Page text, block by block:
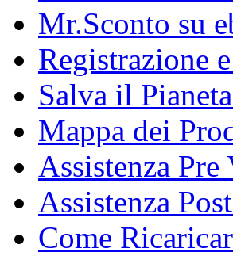
Mr.Sconto su
Registrazione
Salva il
Mappa dei
Assistenza Pre
Assistenza
Come